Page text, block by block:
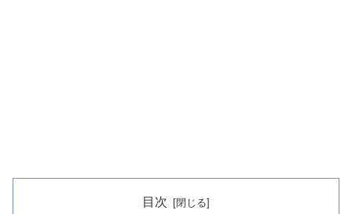
目次